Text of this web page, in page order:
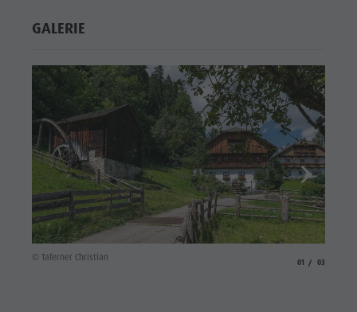
GALERIE
© Taferner Christian
01 03